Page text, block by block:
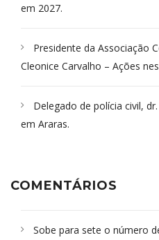
em 2027.
Presidente da Associação
Cleonice Carvalho – Ações
Delegado de polícia civil,
em Araras.
COMENTÁRIOS
Sobe para sete o número